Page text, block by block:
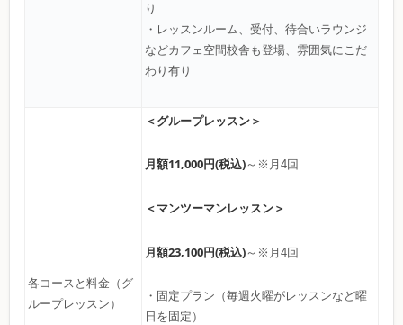
り
・レッスンルーム、受付、待合いラウンジ
などカフェ空間校舎も登場、雰囲気にこだ
わり有り
各コースと料金（グ
ループレッスン）
＜グループレッスン＞
月額11,000円(税込)～※月4回
＜マンツーマンレッスン＞
月額23,100円(税込)～※月4回
・固定プラン（毎週火曜がレッスンなど曜
日を固定）